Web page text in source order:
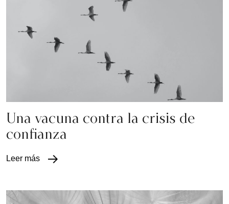
Una vacuna contra la crisis de
confianza
Leer más